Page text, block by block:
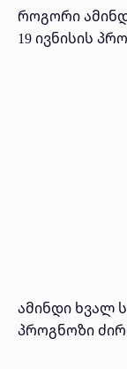
როგორი
19 ივნისის
ამინდი ხვალ
პროგნოზი